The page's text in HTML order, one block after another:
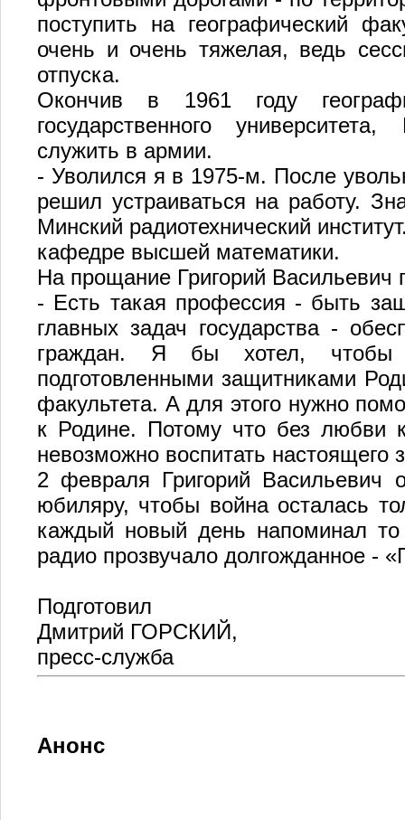
поступить на географический
очень и очень тяжелая, ведь
отпуска.
Окончив в 1961 году
государственного
служить в армии.
- Уволился я в 1975-м. После
решил устраиваться на работу.
Минский радиотехнический
кафедре высшей математики.
На прощание Григорий Васильевич
- Есть такая профессия - быть
главных задач государства -
граждан. Я бы хотел,
подготовленными защитниками
факультета. А для этого нужно
к Родине. Потому что без любви
невозможно воспитать настоящего
2 февраля Григорий Васильевич
юбиляру, чтобы война осталась
каждый новый день напоминал то
радио прозвучало долгожданное -
Подготовил
Дмитрий ГОРСКИЙ,
пресс-служба
Анонс